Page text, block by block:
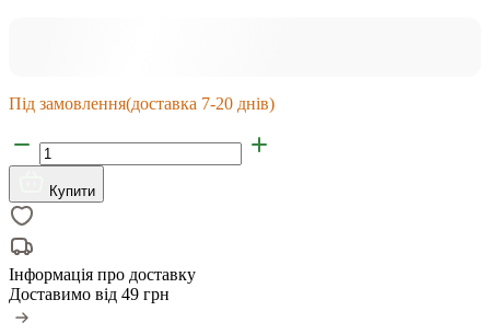
Під замовлення(доставка 7-20 днів)
Купити
Інформація про доставку
Доставимо від 49 грн